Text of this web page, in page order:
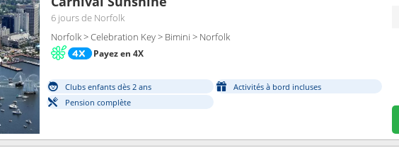
6 joursde Norfolk
Norfolk > Celebration Key > Bimini > Norfolk
Payez en 4X
Clubs enfants dès 2 ans
Activités à bord incluses
Pension complète